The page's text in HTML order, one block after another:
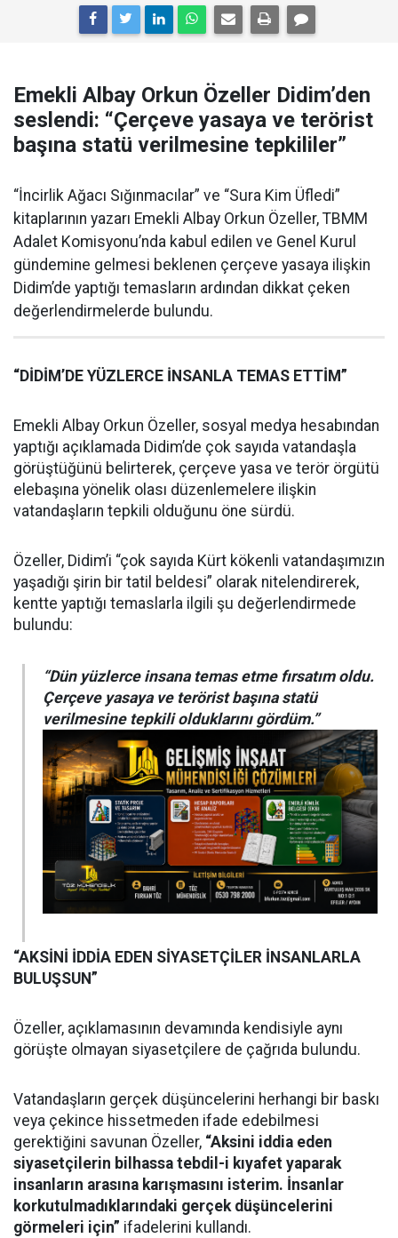
Emekli Albay Orkun Özeller Didim’den
seslendi: “Çerçeve yasaya ve terörist
başına statü verilmesine tepkililer”
“İncirlik Ağacı Sığınmacılar” ve “Sura Kim Üfledi”
kitaplarının yazarı Emekli Albay Orkun Özeller, TBMM
Adalet Komisyonu’nda kabul edilen ve Genel Kurul
gündemine gelmesi beklenen çerçeve yasaya ilişkin
Didim’de yaptığı temasların ardından dikkat çeken
değerlendirmelerde bulundu.
“DİDİM’DE YÜZLERCE İNSANLA TEMAS ETTİM”
Emekli Albay Orkun Özeller, sosyal medya hesabından
yaptığı açıklamada Didim’de çok sayıda vatandaşla
görüştüğünü belirterek, çerçeve yasa ve terör örgütü
elebaşına yönelik olası düzenlemelere ilişkin
vatandaşların tepkili olduğunu öne sürdü.
Özeller, Didim’i “çok sayıda Kürt kökenli vatandaşımızın
yaşadığı şirin bir tatil beldesi” olarak nitelendirerek,
kentte yaptığı temaslarla ilgili şu değerlendirmede
bulundu:
“Dün yüzlerce insana temas etme fırsatım oldu.
Çerçeve yasaya ve terörist başına statü
verilmesine tepkili olduklarını gördüm.”
“AKSİNİ İDDİA EDEN SİYASETÇİLER İNSANLARLA
BULUŞSUN”
Özeller, açıklamasının devamında kendisiyle aynı
görüşte olmayan siyasetçilere de çağrıda bulundu.
Vatandaşların gerçek düşüncelerini herhangi bir baskı
veya çekince hissetmeden ifade edebilmesi
gerektiğini savunan Özeller, “Aksini iddia eden
siyasetçilerin bilhassa tebdil-i kıyafet yaparak
insanların arasına karışmasını isterim. İnsanlar
korkutulmadıklarındaki gerçek düşüncelerini
görmeleri için” ifadelerini kullandı.